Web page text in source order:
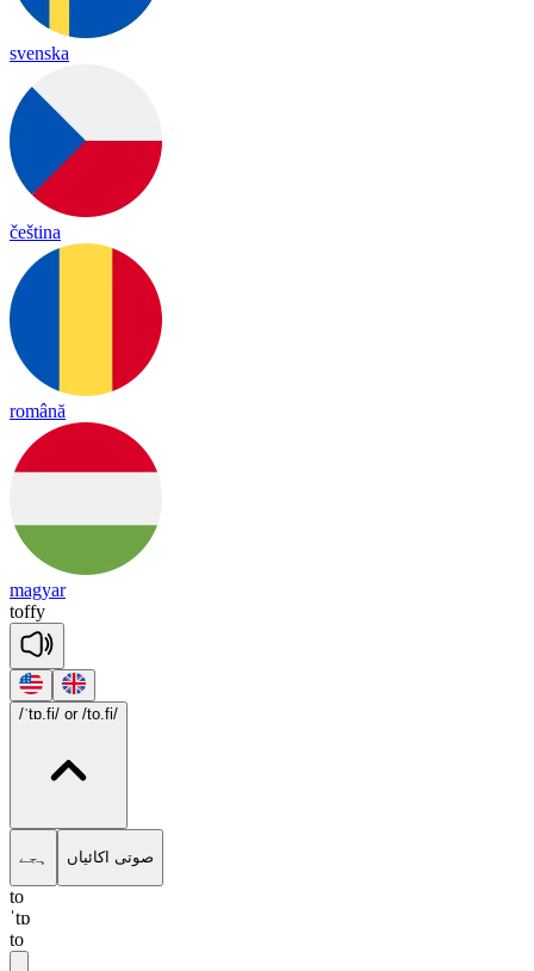
svenska
čeština
română
magyar
toffy
/ˈtɒ.fi/ or /to.fi/
ہجے صوتی اکائیاں
to
ˈtɒ
to